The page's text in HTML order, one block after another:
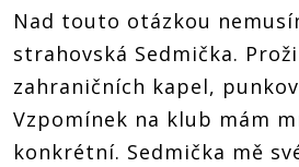
Nad touto otázkou
strahovská Sedmička.
zahraničních kapel,
Vzpomínek na klub mám
konkrétní. Sedmička mě